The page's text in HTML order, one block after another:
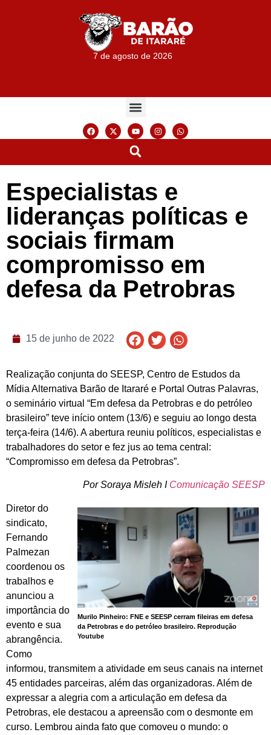
7 de agosto de 2026
Especialistas e
lideranças políticas e
sociais firmam
compromisso em
defesa da Petrobras
15 de junho de 2022
Realização conjunta do SEESP, Centro de Estudos da
Mídia Alternativa Barão de Itararé e Portal Outras Palavras,
o seminário virtual “Em defesa da Petrobras e do petróleo
brasileiro” teve início ontem (13/6) e seguiu ao longo desta
terça-feira (14/6). A abertura reuniu políticos, especialistas e
trabalhadores do setor e fez jus ao tema central:
“Compromisso em defesa da Petrobras”.
Por Soraya Misleh I Comunicação SEESP
Murilo Pinheiro: FNE e SEESP cerram fileiras em defesa
da Petrobras e do petróleo brasileiro. Reprodução
Youtube
Diretor do
sindicato,
Fernando
Palmezan
coordenou os
trabalhos e
anunciou a
importância do
evento e sua
abrangência.
Como
informou, transmitem a atividade em seus canais na internet
45 entidades parceiras, além das organizadoras. Além de
expressar a alegria com a articulação em defesa da
Petrobras, ele destacou a apreensão com o desmonte em
curso. Lembrou ainda fato que comoveu o mundo: o